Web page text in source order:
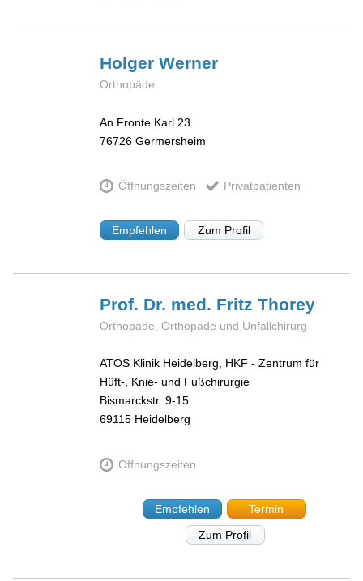
HolgerWerner
Orthopäde
An Fronte Karl 23
76726 Germersheim
Öffnungszeiten Privatpatienten
Empfehlen Zum Profil
Prof. Dr. med. FritzThorey
Orthopäde, Orthopäde und Unfallchirurg
ATOS Klinik Heidelberg, HKF - Zentrum für
Hüft-, Knie- und Fußchirurgie
Bismarckstr. 9-15
69115 Heidelberg
Öffnungszeiten
Empfehlen
Termin
Zum Profil